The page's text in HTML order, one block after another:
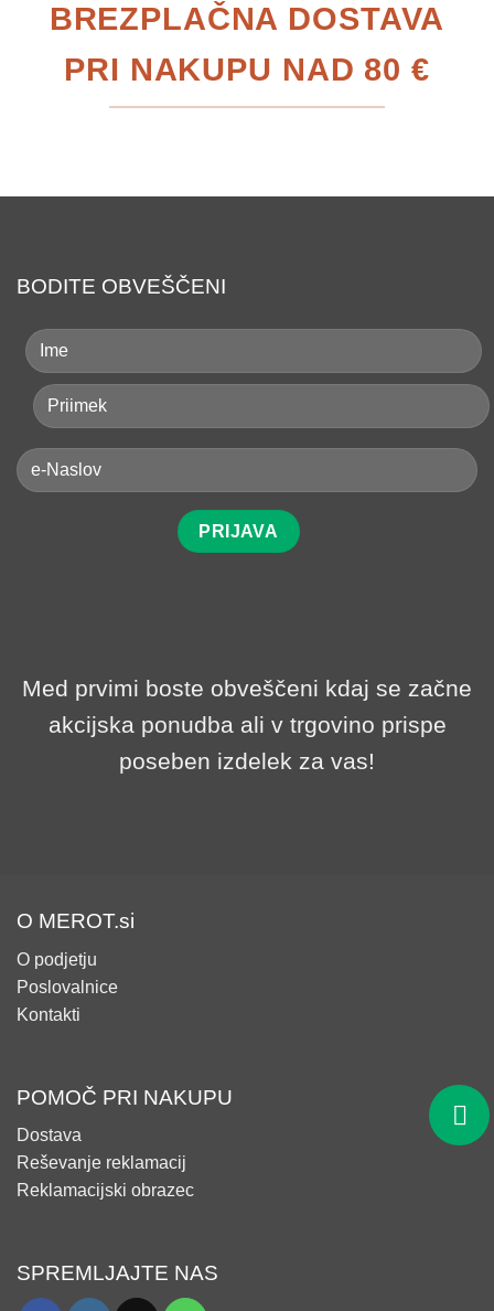
BREZPLAČNA DOSTAVA
PRI NAKUPU NAD 80 €
BODITE OBVEŠČENI
Med prvimi boste obveščeni kdaj se začne
akcijska ponudba ali v trgovino prispe
poseben izdelek za vas!
O MEROT.si
O podjetju
Poslovalnice
Kontakti
POMOČ PRI NAKUPU
Dostava
Reševanje reklamacij
Reklamacijski obrazec
SPREMLJAJTE NAS